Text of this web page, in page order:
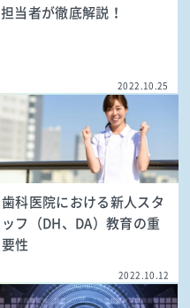
担当者が徹底解説！
2022.10.25
歯科医院における新人スタ
ッフ（DH、DA）教育の重
要性
2022.10.12